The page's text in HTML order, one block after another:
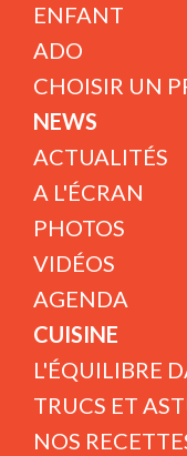
ENFANT
ADO
CHOISIR UN
NEWS
ACTUALITÉS
A L'ÉCRAN
PHOTOS
VIDÉOS
AGENDA
CUISINE
L'ÉQUILIBRE
TRUCS ET
NOS